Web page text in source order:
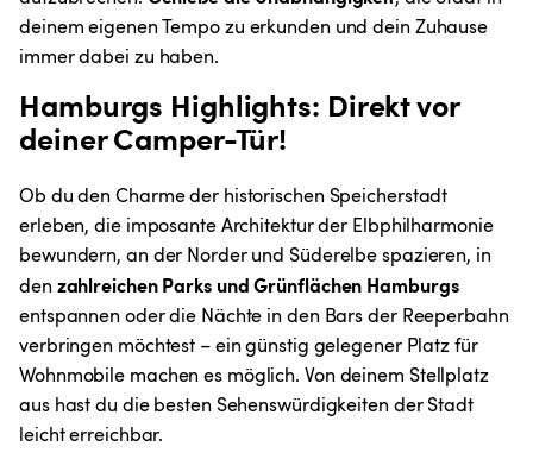
deinem eigenen Tempo zu erkunden und dein Zuhause
immer dabei zu haben.
Hamburgs Highlights: Direkt vor
deiner Camper-Tür!
Ob du den Charme der historischen Speicherstadt
erleben, die imposante Architektur der Elbphilharmonie
bewundern, an der Norder und Süderelbe spazieren, in
den zahlreichen Parks und Grünflächen Hamburgs
entspannen oder die Nächte in den Bars der Reeperbahn
verbringen möchtest – ein günstig gelegener Platz für
Wohnmobile machen es möglich. Von deinem Stellplatz
aus hast du die besten Sehenswürdigkeiten der Stadt
leicht erreichbar.